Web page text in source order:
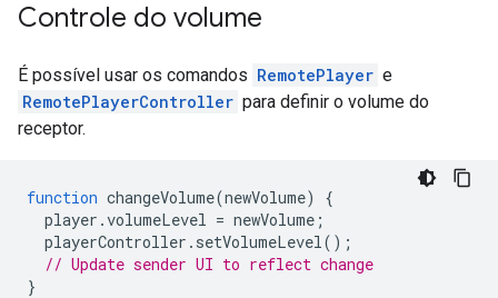
Controle do volume
É possível usar os comandos RemotePlayer e
RemotePlayerController para definir o volume do
receptor.
function changeVolume(newVolume)
{
player .volumeLevel = newVolume ;
playerController . setVolumeLevel();
// Update sender UI to reflect change
}